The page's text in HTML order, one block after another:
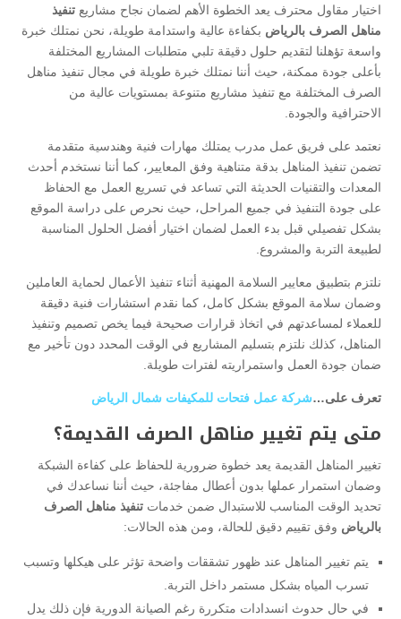
اختيار مقاول محترف يعد الخطوة الأهم لضمان نجاح مشاريع تنفيذ
مناهل الصرف بالرياض بكفاءة عالية واستدامة طويلة، نحن نمتلك خبرة
واسعة تؤهلنا لتقديم حلول دقيقة تلبي متطلبات المشاريع المختلفة
بأعلى جودة ممكنة، حيث أننا نمتلك خبرة طويلة في مجال تنفيذ مناهل
الصرف المختلفة مع تنفيذ مشاريع متنوعة بمستويات عالية من
الاحترافية والجودة.
نعتمد على فريق عمل مدرب يمتلك مهارات فنية وهندسية متقدمة
تضمن تنفيذ المناهل بدقة متناهية وفق المعايير، كما أننا نستخدم أحدث
المعدات والتقنيات الحديثة التي تساعد في تسريع العمل مع الحفاظ
على جودة التنفيذ في جميع المراحل، حيث نحرص على دراسة الموقع
بشكل تفصيلي قبل بدء العمل لضمان اختيار أفضل الحلول المناسبة
لطبيعة التربة والمشروع.
نلتزم بتطبيق معايير السلامة المهنية أثناء تنفيذ الأعمال لحماية العاملين
وضمان سلامة الموقع بشكل كامل، كما نقدم استشارات فنية دقيقة
للعملاء لمساعدتهم في اتخاذ قرارات صحيحة فيما يخص تصميم وتنفيذ
المناهل، كذلك نلتزم بتسليم المشاريع في الوقت المحدد دون تأخير مع
ضمان جودة العمل واستمراريته لفترات طويلة.
تعرف على…شركة عمل فتحات للمكيفات شمال الرياض
متى يتم تغيير مناهل الصرف القديمة؟
تغيير المناهل القديمة يعد خطوة ضرورية للحفاظ على كفاءة الشبكة
وضمان استمرار عملها بدون أعطال مفاجئة، حيث أننا نساعدك في
تحديد الوقت المناسب للاستبدال ضمن خدمات تنفيذ مناهل الصرف
بالرياض وفق تقييم دقيق للحالة، ومن هذه الحالات:
يتم تغيير المناهل عند ظهور تشققات واضحة تؤثر على هيكلها وتسبب
تسرب المياه بشكل مستمر داخل التربة.
في حال حدوث انسدادات متكررة رغم الصيانة الدورية فإن ذلك يدل